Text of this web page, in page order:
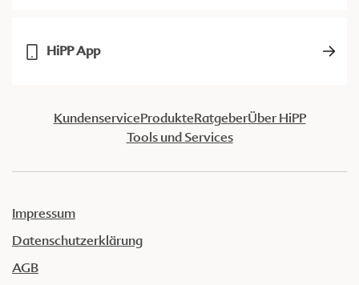
HiPP App
KundenserviceProdukteRatgeberÜber HiPP
Tools und Services
Impressum
Datenschutzerklärung
AGB